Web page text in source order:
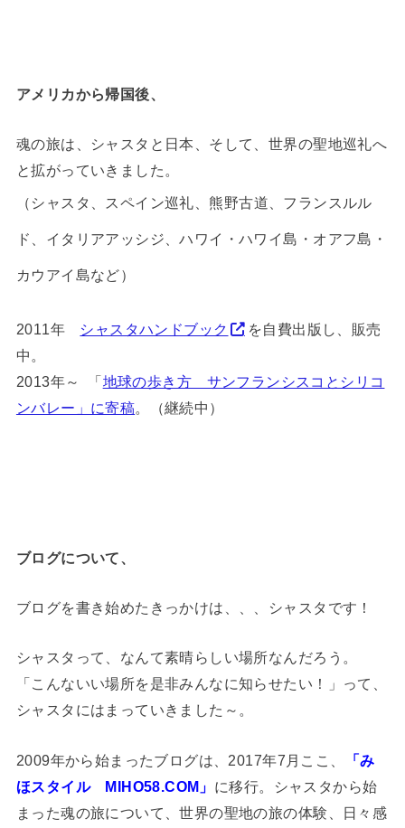
アメリカから帰国後、
魂の旅は、シャスタと日本、そして、世界の聖地巡礼へ
と拡がっていきました。
（シャスタ、スペイン巡礼、 熊野古道、フランスルル
ド、イタリアアッシジ、ハワイ・ハワイ島・オアフ島・
カウアイ島など）
2011年 シャスタハンドブック
を自費出版し、販売
中。
2013年～ 「地球の歩き方 サンフランシスコとシリコ
ンバレー」に寄稿 。（継続中）
ブログについて、
ブログを書き始めたきっかけは、、、シャスタです！
シャスタって、なんて素晴らしい場所なんだろう。
「こんないい場所を是非みんなに知らせたい！」って、
シャスタにはまっていきました～。
2009年から始まったブログは、2017年7月ここ、
「み
ほスタイル MIHO58.COM」 に移行。シャスタから始
まった魂の旅について、世界の聖地の旅の体験、日々感